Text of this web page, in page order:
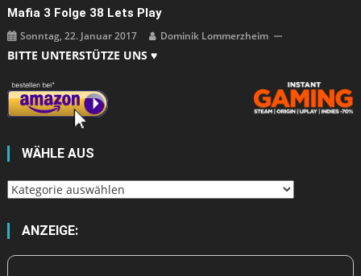
Mafia 3 Folge 38 Lets Play
Sonntag, 22. Januar 2017 Dominik Lommerzheim
BITTE UNTERSTÜTZE UNS ♥
WÄHLE AUS
Wähle
ANZEIGE: